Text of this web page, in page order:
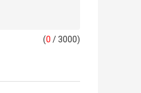
(0 / 3000)